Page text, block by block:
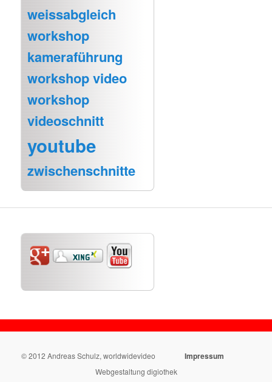
weissabgleich
workshop
kameraführung
workshop video
workshop
videoschnitt
youtube
zwischenschnitte
© 2012 Andreas Schulz, worldwidevideo Impressum
Webgestaltung digiothek